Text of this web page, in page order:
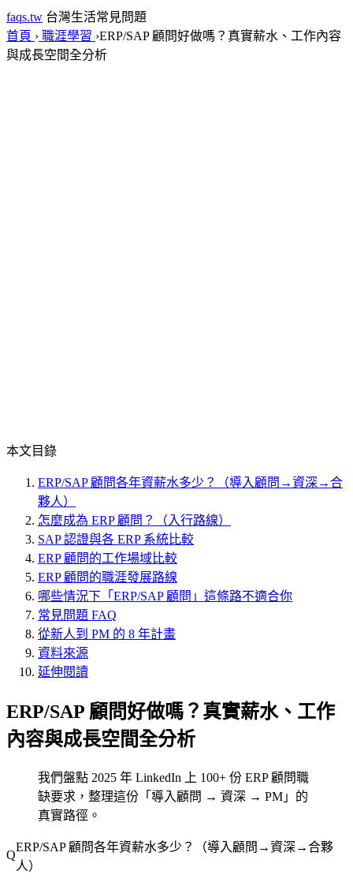
faqs.tw 台灣生活常見問題
首頁 › 職涯學習 ›ERP/SAP 顧問好做嗎？真實薪水、工作內容
與成長空間全分析
本文目錄
ERP/SAP 顧問各年資薪水多少？（導入顧問→資深→合
夥人）
怎麼成為 ERP 顧問？（入行路線）
SAP 認證與各 ERP 系統比較
ERP 顧問的工作場域比較
ERP 顧問的職涯發展路線
哪些情況下「ERP/SAP 顧問」這條路不適合你
常見問題 FAQ
從新人到 PM 的 8 年計畫
資料來源
延伸閱讀
ERP/SAP 顧問好做嗎？真實薪水、工作
內容與成長空間全分析
我們盤點 2025 年 LinkedIn 上 100+ 份 ERP 顧問職
缺要求，整理這份「導入顧問 → 資深 → PM」的
真實路徑。
ERP/SAP 顧問各年資薪水多少？（導入顧問→資深→合夥
人）